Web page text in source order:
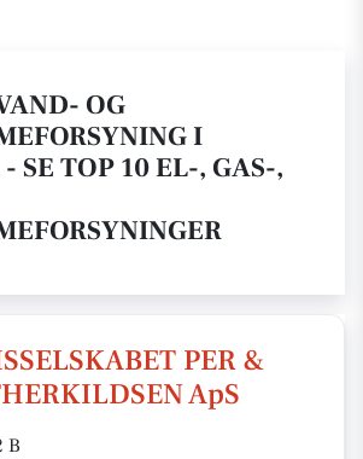
OG
I
SE TOP 10 EL-, GAS-,
PER &
ApS
B